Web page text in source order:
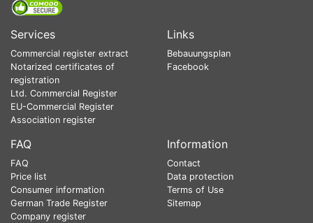
Services
Commercial register extract
Notarized certificates of
registration
Ltd. Commercial Register
EU-Commercial Register
Association register
Links
Bebauungsplan
Facebook
FAQ
FAQ
Price list
Consumer information
German Trade Register
Company register
Information
Contact
Data protection
Terms of Use
Sitemap